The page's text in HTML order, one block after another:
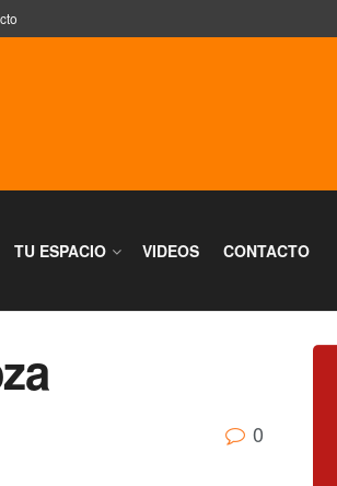
TU ESPACIO VIDEOS CONTACTO
0